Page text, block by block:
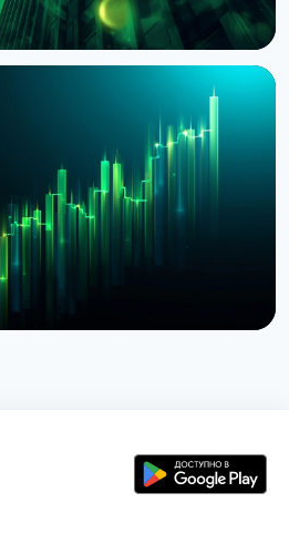
доступ к $311 млрд
через Kinexys